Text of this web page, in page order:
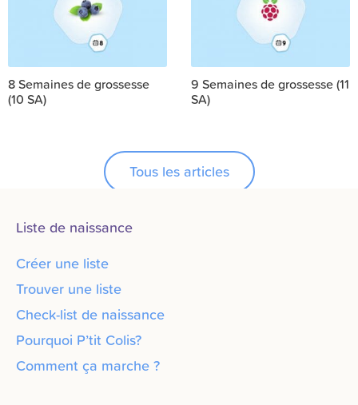
8 Semaines de grossesse
(10 SA)
9 Semaines de grossesse (11
SA)
Tous les articles
Liste de naissance
Créer une liste
Trouver une liste
Check-list de naissance
Pourquoi P’tit Colis?
Comment ça marche ?